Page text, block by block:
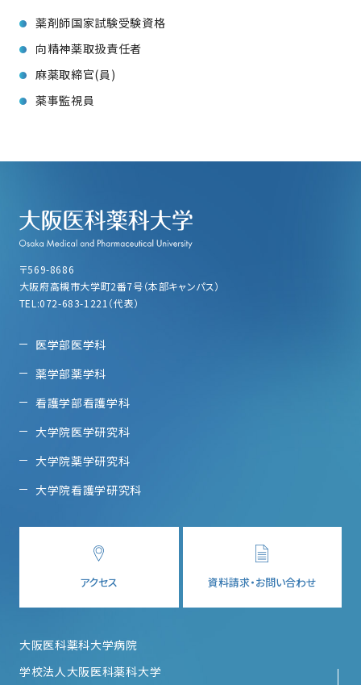
薬剤師国家試験受験資格
向精神薬取扱責任者
麻薬取締官(員)
薬事監視員
〒569-8686
大阪府高槻市大学町2番7号（本部キャンパス）
TEL:072-683-1221（代表）
医学部医学科
薬学部薬学科
看護学部看護学科
大学院医学研究科
大学院薬学研究科
大学院看護学研究科
アクセス 資料請求・お問い合わせ
大阪医科薬科大学病院
学校法人大阪医科薬科大学